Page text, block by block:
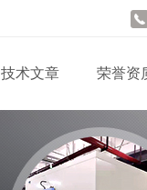
技术文章 荣誉资